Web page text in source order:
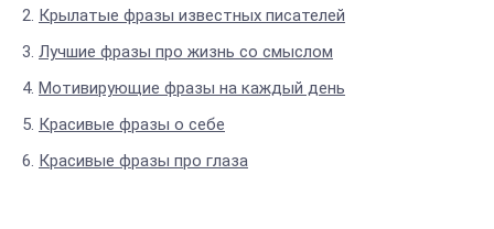
Крылатые фразы известных писателей
Лучшие фразы про жизнь со смыслом
Мотивирующие фразы на каждый день
Красивые фразы о себе
Красивые фразы про глаза